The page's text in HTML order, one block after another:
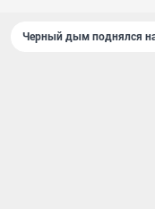
Черный дым поднялся